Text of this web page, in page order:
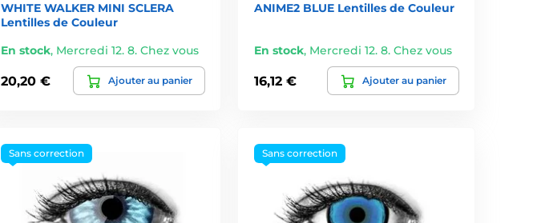
WHITE WALKER MINI SCLERA
Lentilles de Couleur
En stock, Mercredi 12. 8. Chez vous
20,20 € Ajouter au panier
ANIME2 BLUE Lentilles de Couleur
En stock, Mercredi 12. 8. Chez vous
16,12 € Ajouter au panier
Sans correction Sans correction